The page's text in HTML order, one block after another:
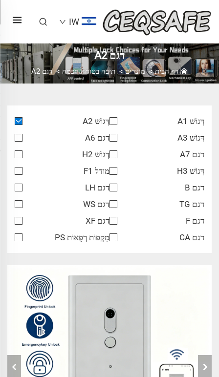
IW
דגם A2
דף הבית>מוצרים>תיבה בטוחה חכמה >דגם A2
דְּגוֹשׁ A1
דְּגוֹשׁ A2
דְּגוֹשׁ A3
דגם A6
דגם A7
דְּגוֹשׁ H2
דְּגוֹשׁ H3
מודל F1
דגם B
דגם LH
דגם TG
דגם WS
דגם F
דגם XF
דגם CA
מִקְפוֹת רְפֻאוֹת PS